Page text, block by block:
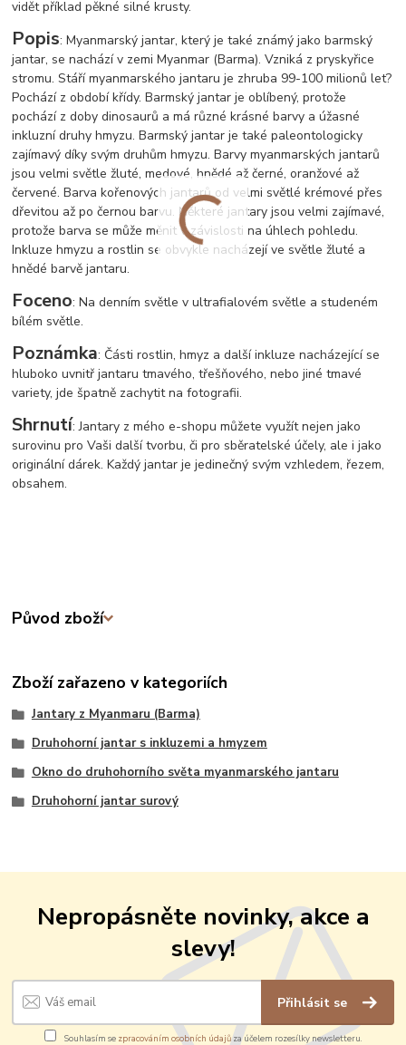
vidět příklad pěkné silné krusty.
Popis: Myanmarský jantar, který je také známý jako barmský
jantar, se nachází v zemi Myanmar (Barma). Vzniká z pryskyřice
stromu. Stáří myanmarského jantaru je zhruba 99-100 milionů let?
Pochází z období křídy. Barmský jantar je oblíbený, protože
pochází z doby dinosaurů a má různé krásné barvy a úžasné
inkluzní druhy hmyzu. Barmský jantar je také paleontologicky
zajímavý díky svým druhům hmyzu. Barvy myanmarských jantarů
jsou velmi světle žluté, medové, hnědé až černé, oranžové až
červené. Barva kořenových jantarů od velmi světlé krémové přes
dřevitou až po černou barvu. Některé jantary jsou velmi zajímavé,
protože barva se může měnit v závislosti na úhlech pohledu.
Inkluze hmyzu a rostlin se obvykle nacházejí ve světle žluté a
hnědé barvě jantaru.
Foceno: Na denním světle v ultrafialovém světle a studeném
bílém světle.
Poznámka: Části rostlin, hmyz a další inkluze nacházející se
hluboko uvnitř jantaru tmavého, třešňového, nebo jiné tmavé
variety, jde špatně zachytit na fotografii.
Shrnutí: Jantary z mého e-shopu můžete využít nejen jako
surovinu pro Vaši další tvorbu, či pro sběratelské účely, ale i jako
originální dárek. Každý jantar je jedinečný svým vzhledem, řezem,
obsahem.
Původ zboží
Zboží zařazeno v kategoriích
Jantary z Myanmaru (Barma)
Druhohorní jantar s inkluzemi a hmyzem
Okno do druhohorního světa myanmarského jantaru
Druhohorní jantar surový
Nepropásněte novinky, akce a
slevy!
Přihlásit se
Souhlasím se zpracováním osobních údajůza účelem rozesílky newsletteru.